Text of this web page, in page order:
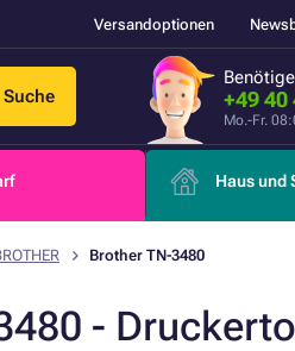
Versandoptionen
Suche +49 40
Mo.-Fr.
Haus und
Brother TN-3480
-